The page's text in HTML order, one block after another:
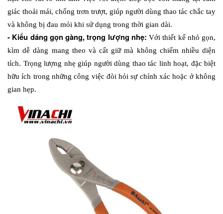
giác thoải mái, chống trơn trượt, giúp người dùng thao tác chắc tay
và không bị đau mỏi khi sử dụng trong thời gian dài.
- Kiểu dáng gọn gàng, trọng lượng nhẹ: Với thiết kế nhỏ gọn,
kìm dễ dàng mang theo và cất giữ mà không chiếm nhiều diện
tích. Trọng lượng nhẹ giúp người dùng thao tác linh hoạt, đặc biệt
hữu ích trong những công việc đòi hỏi sự chính xác hoặc ở không
gian hẹp.